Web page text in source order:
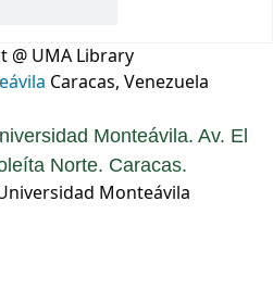
@ UMA Library
Caracas, Venezuela
Monteávila. Av. El
Norte. Caracas.
Monteávila